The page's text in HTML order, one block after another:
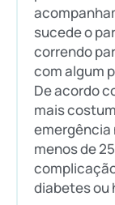
sucede o
correndo
com algum
De acordo
mais
emergência
menos de
diabetes ou